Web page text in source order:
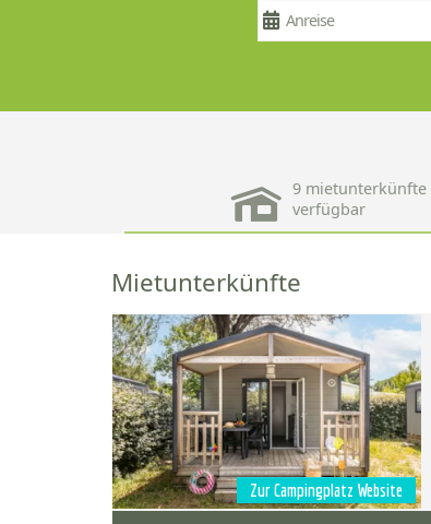
9 mietunterkünfte
verfügbar
Mietunterkünfte
Zur Campingplatz Website